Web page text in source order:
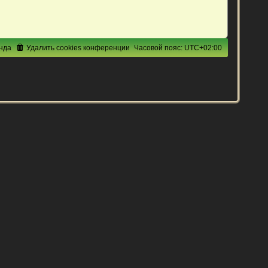
Часовой пояс:UTC+02:00
Удалить cookies конференции